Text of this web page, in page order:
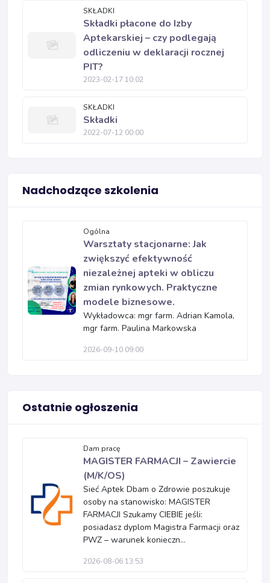
SKŁADKI
Składki płacone do Izby
Aptekarskiej – czy podlegają
odliczeniu w deklaracji rocznej
PIT?
2023-02-17 10:02
SKŁADKI
Składki
2022-07-12 00:00
Nadchodzące szkolenia
Ogólna
Warsztaty stacjonarne: Jak
zwiększyć efektywność
niezależnej apteki w obliczu
zmian rynkowych. Praktyczne
modele biznesowe.
Wykładowca: mgr farm. Adrian Kamola,
mgr farm. Paulina Markowska
2026-09-10 09:00
Ostatnie ogłoszenia
Dam pracę
MAGISTER FARMACJI – Zawiercie
(M/K/OS)
Sieć Aptek Dbam o Zdrowie poszukuje
osoby na stanowisko: MAGISTER
FARMACJI Szukamy CIEBIE jeśli:
posiadasz dyplom Magistra Farmacji oraz
PWZ – warunek konieczn...
2026-08-06 13:53